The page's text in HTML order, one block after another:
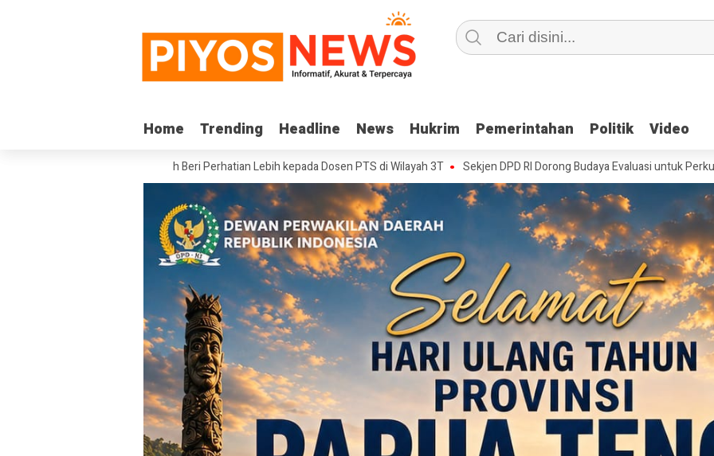
Home Trending Headline News Hukrim Pemerintahan Politik Video
Home Trending Headline News Hukrim Pemerintahan Politik Video
RI Minta Pemerintah Beri Perhatian Lebih kepada Dosen PTS di Wilayah 3T Sekjen DPD RI Dorong Budaya Evaluasi untuk Perkuat Kinerja